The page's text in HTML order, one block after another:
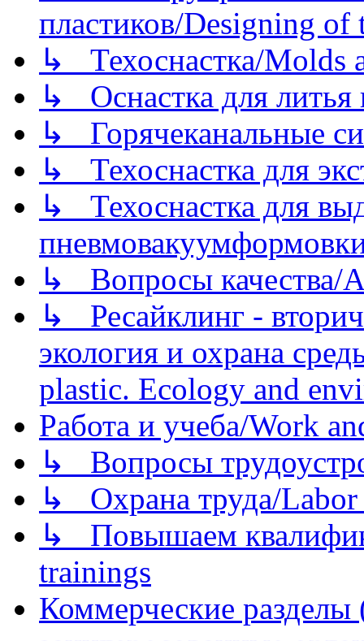
пластиков/Designing of
↳ Техоснастка/Molds
↳ Оснастка для литья
↳ Горячеканальные
↳ Техоснастка для
↳ Техоснастка для
↳ Вопросы качества/
↳ Ресайклинг -
экология и охрана
plastic. Ecology and
Работа и учеба/Work
↳ Вопросы
↳ Охрана труда/Labor
↳ Повышаем
trainings
Коммерческие